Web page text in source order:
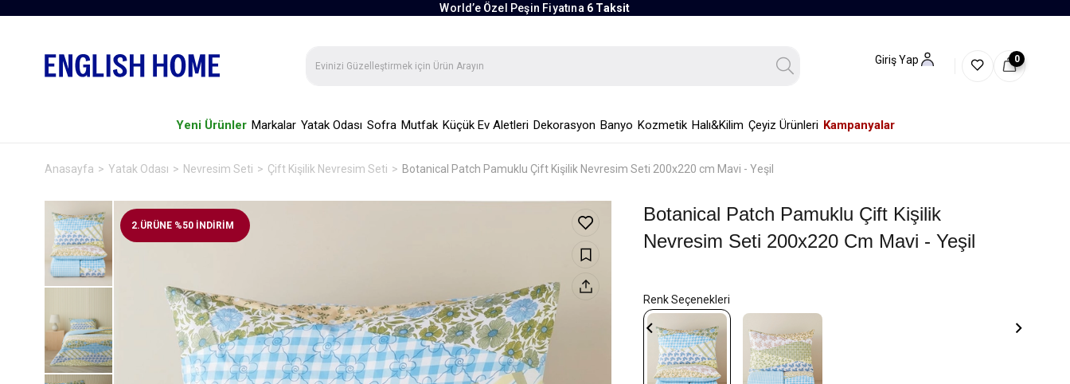
World’e Özel Peşin Fiyatına 6 Taksit
Giriş Yap 0
Yeni Ürünler Markalar Yatak Odası Sofra Mutfak Küçük Ev Aletleri Dekorasyon Banyo Kozmetik Halı&Kilim Çeyiz Ürünleri Kampanyalar
Anasayfa Yatak Odası Nevresim Seti Çift Kişilik Nevresim Seti Botanical Patch Pamuklu Çift Kişilik Nevresim Seti 200x220 cm Mavi - Yeşil
2.ÜRÜNE %50 İNDİRİM
Botanical Patch Pamuklu Çift Kişilik
Nevresim Seti 200x220 Cm Mavi - Yeşil